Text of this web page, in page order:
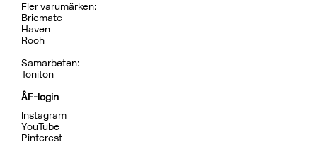
Fler varumärken:
Bricmate
Haven
Rooh
Samarbeten:
Toniton
ÅF-login
Instagram
YouTube
Pinterest